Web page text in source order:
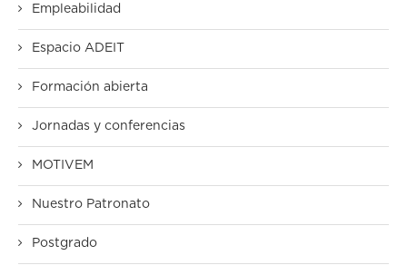
Empleabilidad
Espacio ADEIT
Formación abierta
Jornadas y conferencias
MOTIVEM
Nuestro Patronato
Postgrado